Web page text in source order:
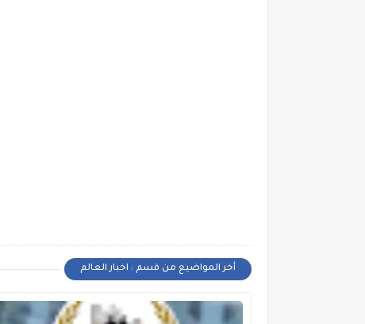
أخر المواضيع من قسم : اخبار العالم